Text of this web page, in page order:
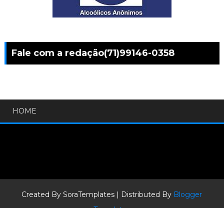
Fale com a redação(71)99146-0358
HOME
Created BySoraTemplates | Distributed By Blogger